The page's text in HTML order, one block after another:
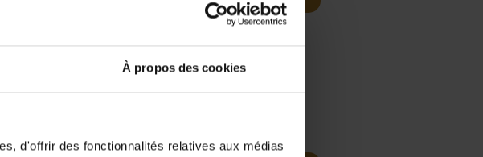
À propos des cookies
d'offrir des fonctionnalités relatives aux médias
139